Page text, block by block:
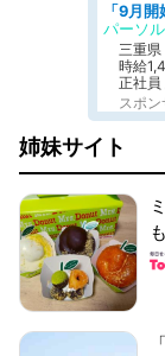
パーソ
三重
時給
正社員
スポ
姉妹サイト